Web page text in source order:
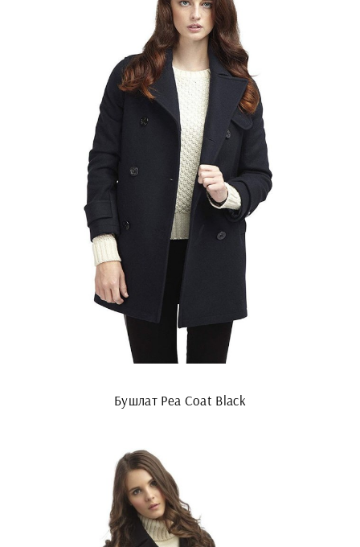
Бушлат Pea Coat Black